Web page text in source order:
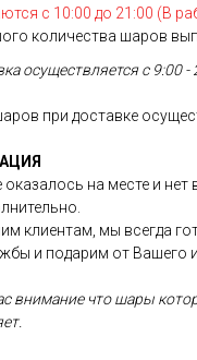
с 10:00 до 21:00 (В
количества шаров
осуществляется с 9:00 -
при доставке
оказалось на месте и
клиентам, мы всегда
и подарим от Вашего
внимание что шары